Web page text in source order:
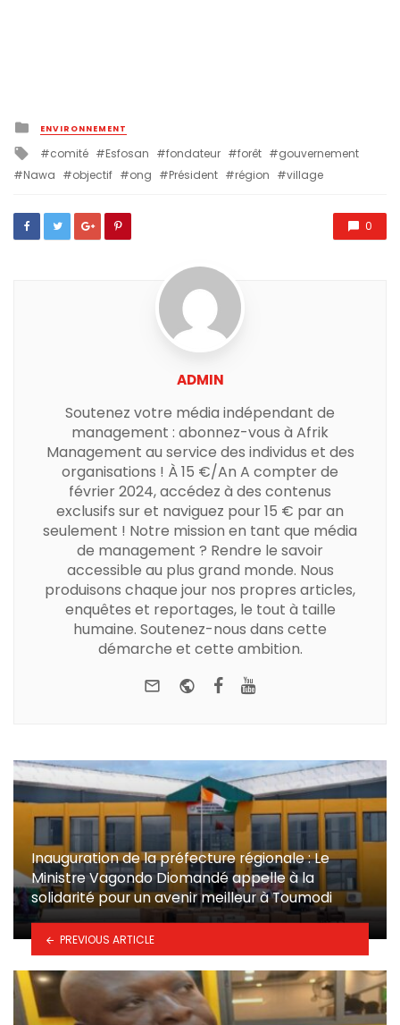
Posted
in
ENVIRONNEMENT
Tagged
with
comité Esfosan fondateur forêt
gouvernement
Nawa
objectif ong Président région village
0
ADMIN
Soutenez votre média indépendant de
management : abonnez-vous à Afrik
Management au service des individus et des
organisations ! À 15 €/An A compter de
février 2024, accédez à des contenus
exclusifs sur et naviguez pour 15 € par an
seulement ! Notre mission en tant que média
de management ? Rendre le savoir
accessible au plus grand monde. Nous
produisons chaque jour nos propres articles,
enquêtes et reportages, le tout à taille
humaine. Soutenez-nous dans cette
démarche et cette ambition.
e-mailWebsiteFacebook
Inauguration de la préfecture régionale : Le
Ministre Vagondo Diomandé appelle à la
solidarité pour un avenir meilleur à Toumodi
PREVIOUS ARTICLE